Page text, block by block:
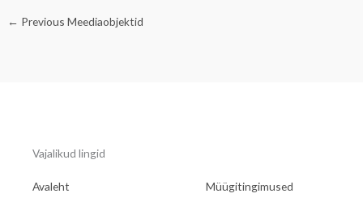
← Previous Meediaobjektid
Vajalikud lingid
Avaleht
Müügitingimused